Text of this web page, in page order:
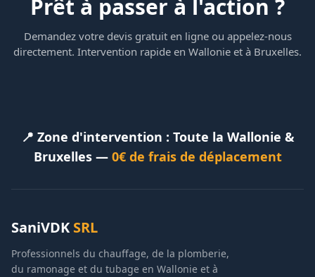
Prêt à passer à l'action ?
Demandez votre devis gratuit en ligne ou appelez-nous
directement. Intervention rapide en Wallonie et à Bruxelles.
📍 Zone d'intervention : Toute la Wallonie &
Bruxelles — 0€ de frais de déplacement
SaniVDK SRL
Professionnels du chauffage, de la plomberie,
du ramonage et du tubage en Wallonie et à